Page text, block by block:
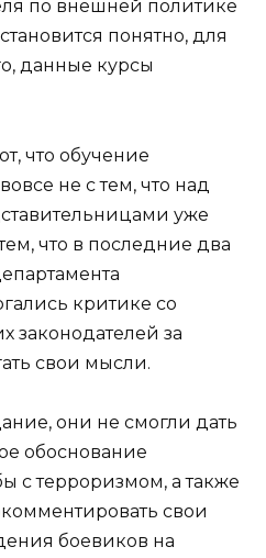
по внешней политике
понятно, для
данные курсы
что обучение
не с тем, что над
уже
что в последние два
критике со
законодателей за
свои мысли.
они не смогли дать
обоснование
с терроризмом, а также
свои
боевиков на